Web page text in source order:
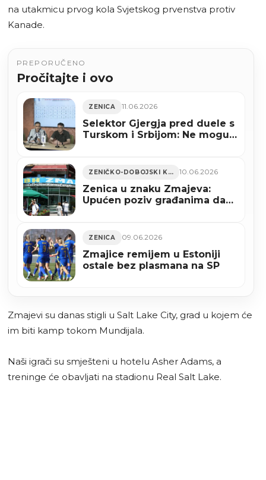
na utakmicu prvog kola Svjetskog prvenstva protiv
Kanade.
PREPORUČENO
Pročitajte i ovo
ZENICA 11.06.2026
Selektor Gjergja pred duele s
Turskom i Srbijom: Ne mogu
ZENIČKO-DOBOJSKI KANTON 10.06.2026
Zenica u znaku Zmajeva:
Upućen poziv građanima da
ZENICA 09.06.2026
Zmajice remijem u Estoniji
ostale bez plasmana na SP
Zmajevi su danas stigli u Salt Lake City, grad u kojem će
im biti kamp tokom Mundijala.
Naši igrači su smješteni u hotelu Asher Adams, a
treninge će obavljati na stadionu Real Salt Lake.